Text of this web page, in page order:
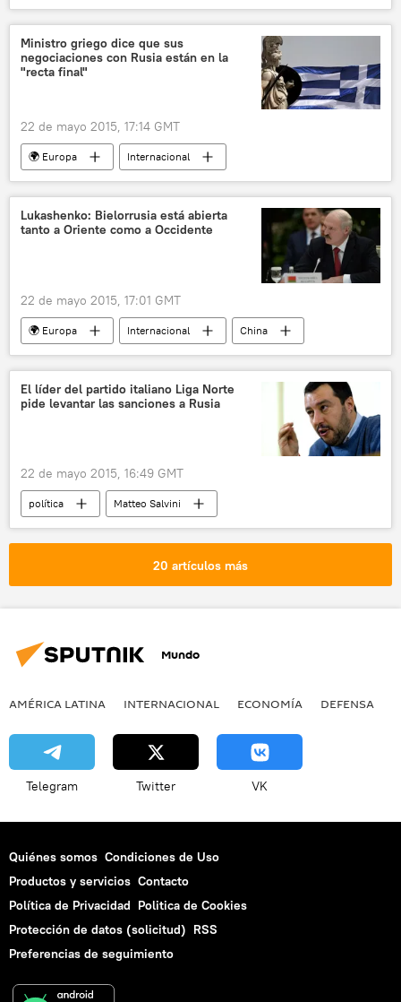
Turquía
Mohamed Mursi
Recep Tayyip Erdogan
Ministro griego dice que sus
negociaciones con Rusia están en la
"recta final"
22 de mayo 2015, 17:14 GMT
🌍 Europa
Internacional
TurkStream (gasoducto)
Grecia
EEUU
mar Negro
Amos Hochstein
Panagiotis Lafazanis
South Stream
Lukashenko: Bielorrusia está abierta
tanto a Oriente como a Occidente
22 de mayo 2015, 17:01 GMT
🌍 Europa Internacional
China
Bielorrusia
Alexandr Lukashenko
Organización Internacional del Trabajo (OIT)
Comunidad de Estados de Europa y Asia (CEE)
noticias
El líder del partido italiano Liga Norte
pide levantar las sanciones a Rusia
22 de mayo 2015, 16:49 GMT
política
Matteo Salvini
Paolo Gentiloni
Liga Norte (LN)
noticias
20 artículos más
Mundo
AMÉRICA LATINA INTERNACIONAL ECONOMÍA DEFENSA
Telegram Twitter VK
Quiénes somos Condiciones de Uso
Productos y servicios Contacto
Política de Privacidad Politica de Cookies
Protección de datos (solicitud) RSS
Preferencias de seguimiento